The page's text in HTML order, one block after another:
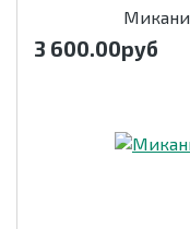
3 600.00руб